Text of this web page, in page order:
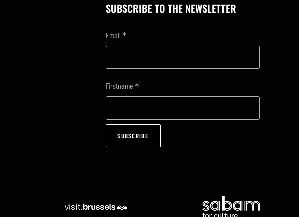
SUBSCRIBE TO THE NEWSLETTER
Email*
Firstname*